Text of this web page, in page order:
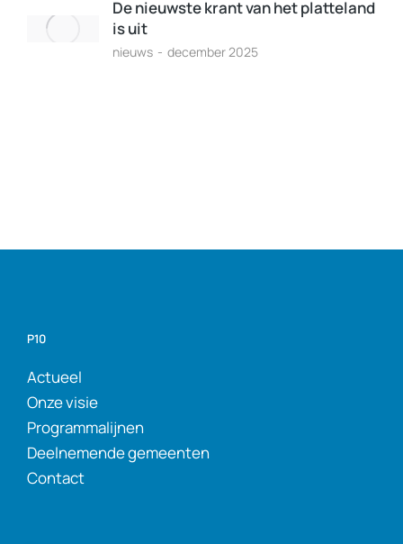
De nieuwste krant van het platteland
is uit
nieuws december 2025
P10
Actueel
Onze visie
Programmalijnen
Deelnemende gemeenten
Contact